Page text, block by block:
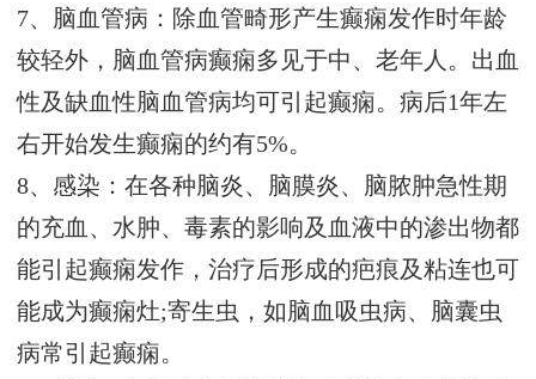
7、脑血管病：除血管畸形产生癫痫发作时年龄
较轻外，脑血管病癫痫多见于中、老年人。出血
性及缺血性脑血管病均可引起癫痫。病后1年左
右开始发生癫痫的约有5%。
8、感染：在各种脑炎、脑膜炎、脑脓肿急性期
的充血、水肿、毒素的影响及血液中的渗出物都
能引起癫痫发作，治疗后形成的疤痕及粘连也可
能成为癫痫灶;寄生虫，如脑血吸虫病、脑囊虫
病常引起癫痫。